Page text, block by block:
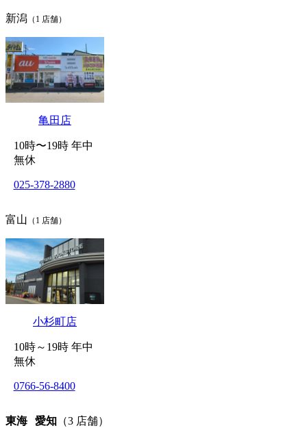
新潟 （1 店舗）
亀田店
10時〜19時 年中
無休
025-378-2880
富山 （1 店舗）
小杉町店
10時～19時 年中
無休
0766-56-8400
東海 愛知 （3 店舗）